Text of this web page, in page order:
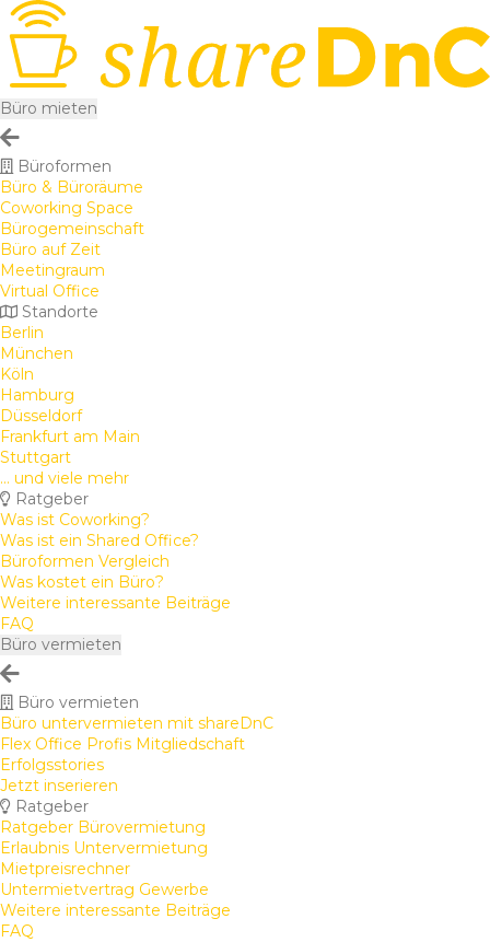
Büro mieten
Büroformen
Büro & Büroräume
Coworking Space
Bürogemeinschaft
Büro auf Zeit
Meetingraum
Virtual Office
Standorte
Berlin
München
Köln
Hamburg
Düsseldorf
Frankfurt am Main
Stuttgart
... und viele mehr
Ratgeber
Was ist Coworking?
Was ist ein Shared Office?
Büroformen Vergleich
Was kostet ein Büro?
Weitere interessante Beiträge
FAQ
Büro vermieten
Büro vermieten
Büro untervermieten mit shareDnC
Flex Office Profis Mitgliedschaft
Erfolgsstories
Jetzt inserieren
Ratgeber
Ratgeber Bürovermietung
Erlaubnis Untervermietung
Mietpreisrechner
Untermietvertrag Gewerbe
Weitere interessante Beiträge
FAQ